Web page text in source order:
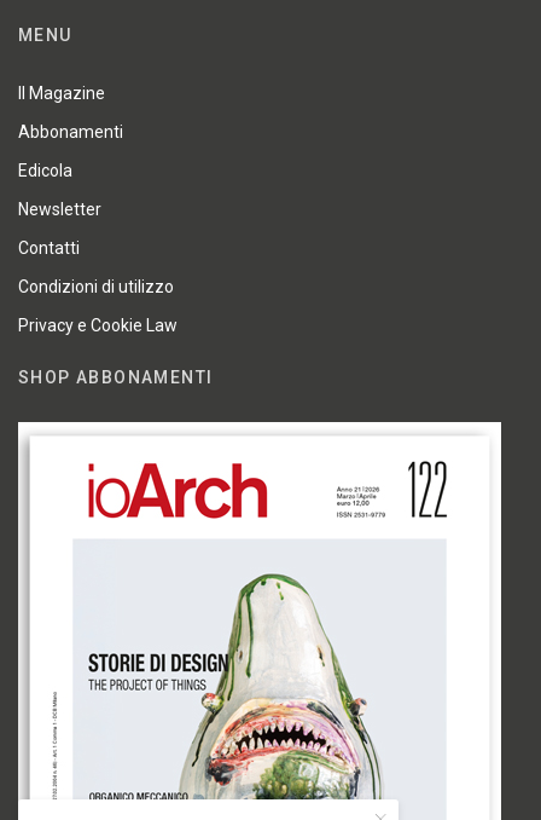
MENU
Il Magazine
Abbonamenti
Edicola
Newsletter
Contatti
Condizioni di utilizzo
Privacy e Cookie Law
SHOP ABBONAMENTI